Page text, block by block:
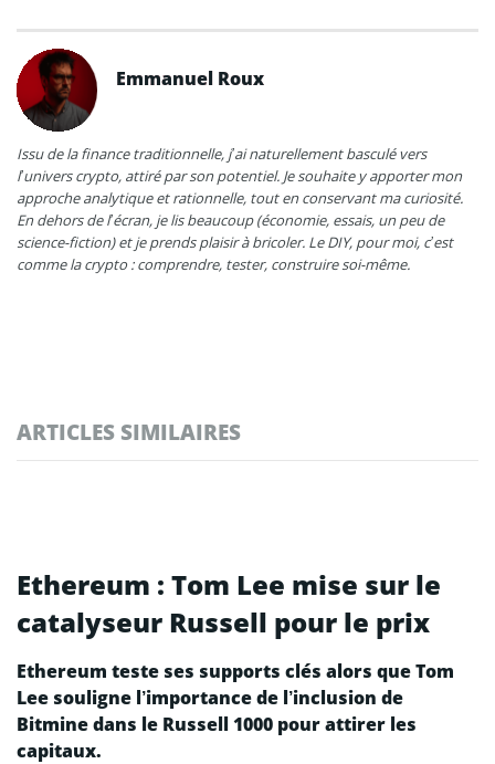
Emmanuel Roux
Issu de la finance traditionnelle, j’ai naturellement basculé vers
l’univers crypto, attiré par son potentiel. Je souhaite y apporter mon
approche analytique et rationnelle, tout en conservant ma curiosité.
En dehors de l’écran, je lis beaucoup (économie, essais, un peu de
science-fiction) et je prends plaisir à bricoler. Le DIY, pour moi, c’est
comme la crypto : comprendre, tester, construire soi-même.
ARTICLES SIMILAIRES
Ethereum : Tom Lee mise sur le
catalyseur Russell pour le prix
Ethereum teste ses supports clés alors que Tom
Lee souligne l’importance de l’inclusion de
Bitmine dans le Russell 1000 pour attirer les
capitaux.